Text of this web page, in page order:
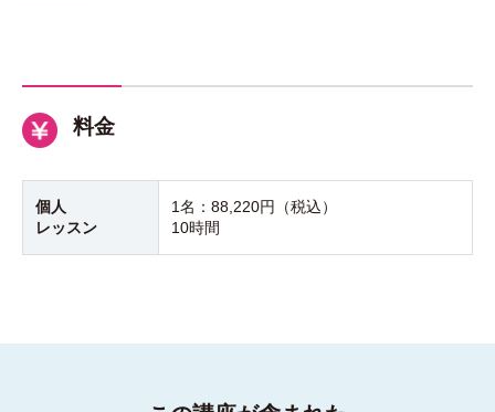
料金
個人
レッスン
1名： 88,220円（税込）
10時間